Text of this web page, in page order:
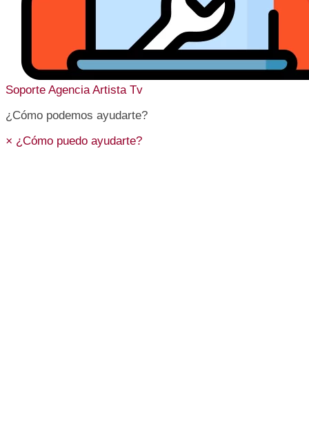
Soporte Agencia Artista Tv
¿Cómo podemos ayudarte?
× ¿Cómo puedo ayudarte?